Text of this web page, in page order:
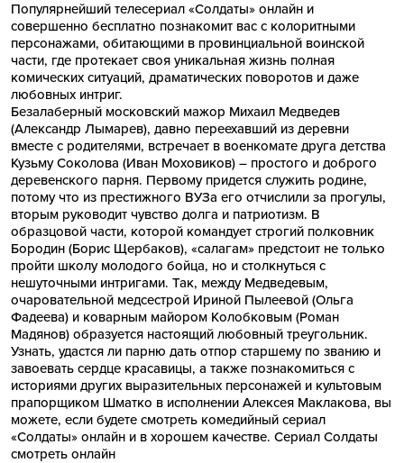
Популярнейший телесериал «Солдаты» онлайн и
совершенно бесплатно познакомит вас с колоритными
персонажами, обитающими в провинциальной воинской
части, где протекает своя уникальная жизнь полная
комических ситуаций, драматических поворотов и даже
любовных интриг.
Безалаберный московский мажор Михаил Медведев
(Александр Лымарев), давно переехавший из деревни
вместе с родителями, встречает в военкомате друга детства
Кузьму Соколова (Иван Моховиков) – простого и доброго
деревенского парня. Первому придется служить родине,
потому что из престижного ВУЗа его отчислили за прогулы,
вторым руководит чувство долга и патриотизм. В
образцовой части, которой командует строгий полковник
Бородин (Борис Щербаков), «салагам» предстоит не только
пройти школу молодого бойца, но и столкнуться с
нешуточными интригами. Так, между Медведевым,
очаровательной медсестрой Ириной Пылеевой (Ольга
Фадеева) и коварным майором Колобковым (Роман
Мадянов) образуется настоящий любовный треугольник.
Узнать, удастся ли парню дать отпор старшему по званию и
завоевать сердце красавицы, а также познакомиться с
историями других выразительных персонажей и культовым
прапорщиком Шматко в исполнении Алексея Маклакова, вы
можете, если будете смотреть комедийный сериал
«Солдаты» онлайн и в хорошем качестве. Сериал Солдаты
смотреть онлайн